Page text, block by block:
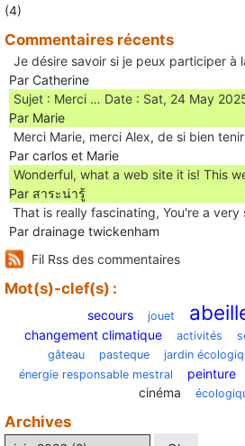
(4)
Commentaires récents
Je désire savoir si je peux participer à
Par Catherine
Sujet : Merci … Date : Sat, 24 May
Par Marie
Merci Marie, merci Alex, de si bien
Par carlos et Marie
Wonderful, what a web site it is! This
Par สาระน่ารู้
Ꭲhat is really fascinating, You'rе a very
Par drainage twickenham
Fil Rss des commentaires
Mot(s)-clef(s) :
secours jouet
changement climatique activités
gâteau pasteque jardin
énergie responsable mestral
peinture
cinéma
Archives